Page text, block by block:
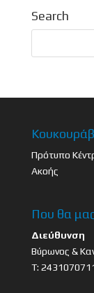
Search
Πρότυπο
Ακοής
Που θα
Διεύθυνση
Βύρωνος &
Τ: